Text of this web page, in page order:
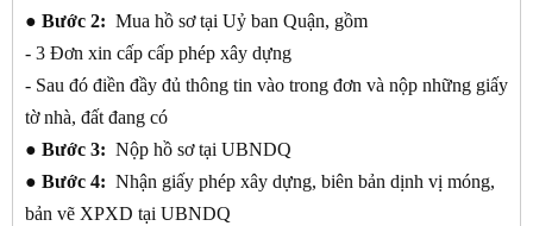
● Bước 2: Mua hồ sơ tại Uỷ ban Quận, gồm
- 3 Đơn xin cấp cấp phép xây dựng
- Sau đó điền đầy đủ thông tin vào trong đơn và nộp những giấy
tờ nhà, đất đang có
● Bước 3: Nộp hồ sơ tại UBNDQ
● Bước 4: Nhận giấy phép xây dựng, biên bản dịnh vị móng,
bản vẽ XPXD tại UBNDQ